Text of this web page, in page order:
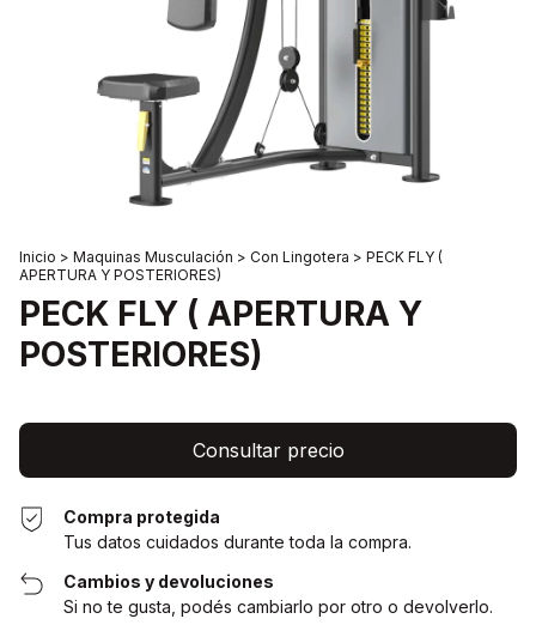
Inicio > Maquinas Musculación > Con Lingotera > PECK FLY (
APERTURA Y POSTERIORES)
PECK FLY ( APERTURA Y
POSTERIORES)
Compra protegida
Tus datos cuidados durante toda la compra.
Cambios y devoluciones
Si no te gusta, podés cambiarlo por otro o devolverlo.